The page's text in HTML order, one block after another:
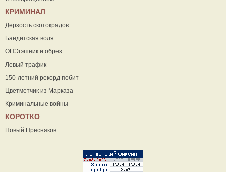
КРИМИНАЛ
Дерзость скотокрадов
Бандитская воля
ОПЭгэшник и обрез
Левый трафик
150-летний рекорд побит
Цветметчик из Марказа
Криминальные войны
КОРОТКО
Новый Пресняков